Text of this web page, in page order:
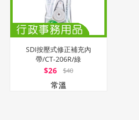
SDI按壓式修正補充內
帶/CT-206R/綠
色/6mmx6M
$26 $40
常溫